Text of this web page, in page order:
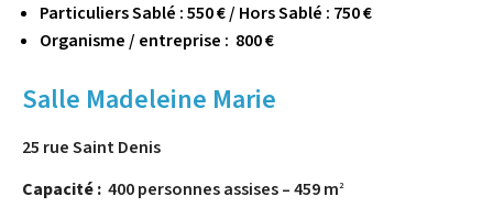
Particuliers Sablé : 550 € / Hors Sablé : 750 €
Organisme / entreprise : 800 €
Salle Madeleine Marie
25 rue Saint Denis
Capacité : 400 personnes assises – 459 m2